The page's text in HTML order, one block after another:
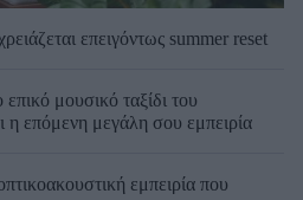
επειγόντως summer reset
μουσικό ταξίδι του
η επόμενη μεγάλη σου εμπειρία
εμπειρία που